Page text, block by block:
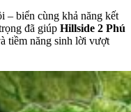
– biển cùng khả năng kết
đã giúp Hillside 2 Phú
tiềm năng sinh lời vượt